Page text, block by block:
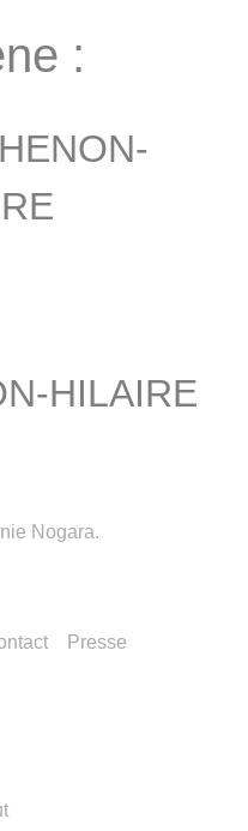
:
HILAIRE
Nogara.
Presse